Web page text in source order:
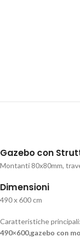
Gazebo con
Montanti 80x80mm,
Dimensioni
490 x 600 cm
Caratteristiche principali:
490×600,gazebo con